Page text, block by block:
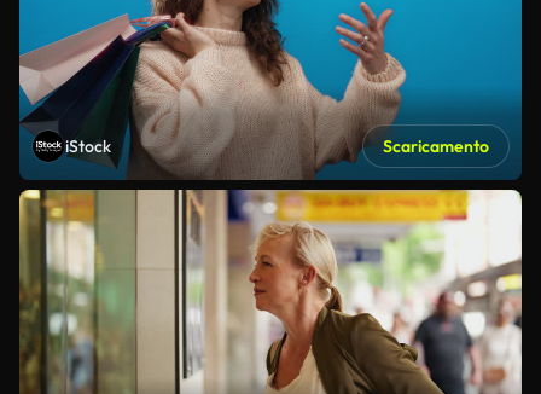
iStock Scaricamento